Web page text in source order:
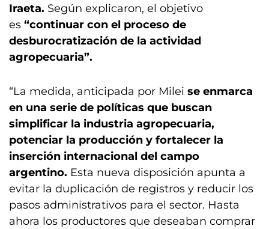
Iraeta. Según explicaron, el objetivo
es “continuar con el proceso de
desburocratización de la actividad
agropecuaria”.
“La medida, anticipada por Milei se enmarca
en una serie de políticas que buscan
simplificar la industria agropecuaria,
potenciar la producción y fortalecer la
inserción internacional del campo
argentino. Esta nueva disposición apunta a
evitar la duplicación de registros y reducir los
pasos administrativos para el sector. Hasta
ahora los productores que deseaban comprar